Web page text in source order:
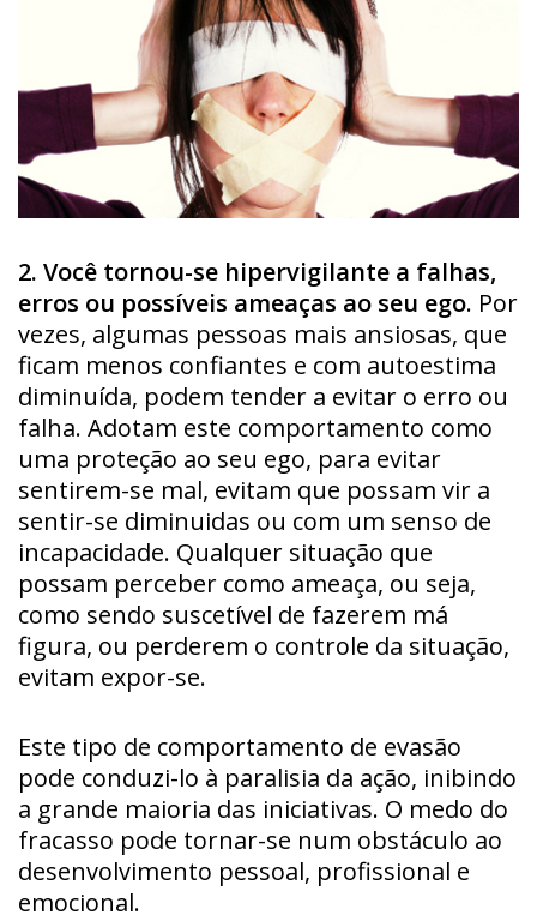
2. Você tornou-se hipervigilante a falhas,
erros ou possíveis ameaças ao seu ego. Por
vezes, algumas pessoas mais ansiosas, que
ficam menos confiantes e com autoestima
diminuída, podem tender a evitar o erro ou
falha. Adotam este comportamento como
uma proteção ao seu ego, para evitar
sentirem-se mal, evitam que possam vir a
sentir-se diminuidas ou com um senso de
incapacidade. Qualquer situação que
possam perceber como ameaça, ou seja,
como sendo suscetível de fazerem má
figura, ou perderem o controle da situação,
evitam expor-se.
Este tipo de comportamento de evasão
pode conduzi-lo à paralisia da ação, inibindo
a grande maioria das iniciativas. O medo do
fracasso pode tornar-se num obstáculo ao
desenvolvimento pessoal, profissional e
emocional.